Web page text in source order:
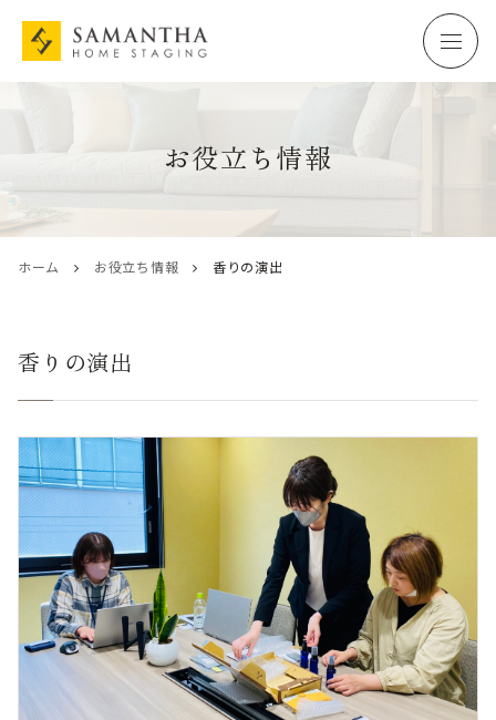
お役立ち情報
ホーム お役立ち情報 香りの演出
香りの演出